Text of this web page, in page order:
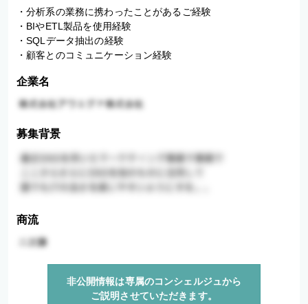
・分析系の業務に携わったことがあるご経験
・BIやETL製品を使用経験
・SQLデータ抽出の経験
・顧客とのコミュニケーション経験
企業名
募集背景
商流
非公開情報は専属のコンシェルジュから
ご説明させていただきます。